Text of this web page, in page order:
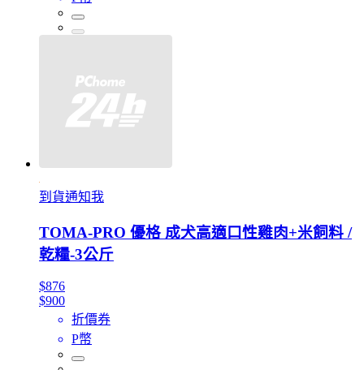
到貨通知我
TOMA-PRO 優格 成犬高適口性雞肉+米飼料 /
乾糧-3公斤
$876
$900
折價券
P幣